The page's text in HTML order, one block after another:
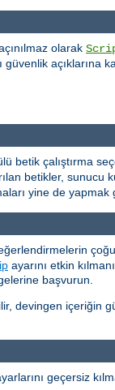
olarak
açıklarına
betik çalıştırma
betikler, sunucu
yine de yapmak
çoğu
ayarını etkin
başvurun.
devingen içeriğin
geçersiz